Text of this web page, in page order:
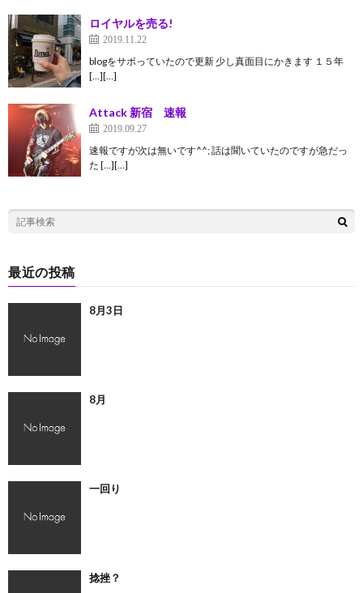
ロイヤルを売る!
2019.11.22
blogをサボっていたので更新 少し真面目にかきます １５年
[…][…]
Attack 新宿 速報
2019.09.27
速報ですが次は無いです^^; 話は聞いていたのですが急だっ
た […][…]
最近の投稿
8月3日
8月
一回り
捻挫？